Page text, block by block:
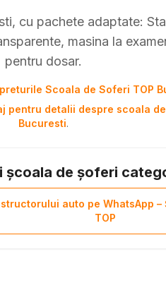
cu pachete adaptate:
masina la
pentru dosar.
Scoala de Soferi TOP
pentru detalii despre scoala
Bucuresti.
școala de șoferi
auto pe WhatsApp –
TOP